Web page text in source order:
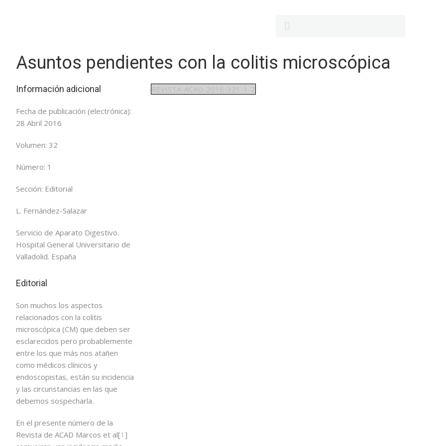
Asuntos pendientes con la colitis microscópica
Información adicional
Fecha de publicación (electrónica):
28 Abril 2016
Volumen: 32
Número: 1
Sección: Editorial
L. Fernández-Salazar
Servicio de Aparato Digestivo.
Hospital General Universitario de
Valladolid. España
Editorial
Son muchos los aspectos
relacionados con la colitis
microscópica (CM) que deben ser
esclarecidos pero probablemente
entre los que más nos atañen
como médicos clínicos y
endoscopistas, están su incidencia
y las circunstancias en las que
debemos sospecharla.
En el presente número de la
Revista de ACAD Marcos et al[1 ]
REVISTA-ACAD-2016-321-1-2